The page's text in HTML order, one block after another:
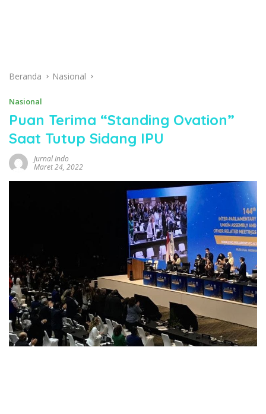
Beranda Nasional
Nasional
Puan Terima “Standing Ovation”
Saat Tutup Sidang IPU
Jurnal Indo
Maret 24, 2022